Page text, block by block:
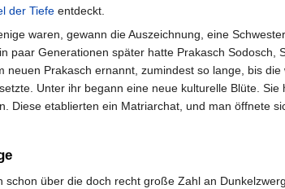
der Tiefe entdeckt.
waren, gewann die Auszeichnung, eine
paar Generationen später hatte Prakasch
neuen Prakasch ernannt, zumindest so lange, bis die
Unter ihr begann eine neue kulturelle Blüte.
Diese etablierten ein Matriarchat, und man öffnete
schon über die doch recht große Zahl an